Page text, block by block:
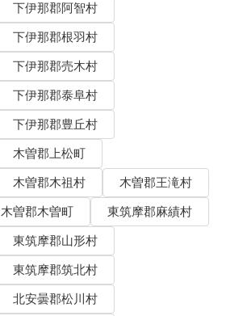
下伊那郡阿智村
下伊那郡根羽村
下伊那郡売木村
下伊那郡泰阜村
下伊那郡豊丘村
木曽郡上松町
木曽郡木祖村
木曽郡王滝村
木曽郡木曽町
東筑摩郡麻績村
東筑摩郡山形村
東筑摩郡筑北村
北安曇郡松川村